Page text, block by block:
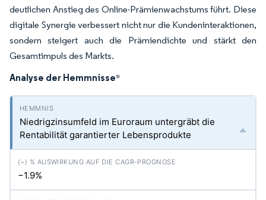
deutlichen Anstieg des Online-Prämienwachstums führt. Diese
digitale Synergie verbessert nicht nur die Kundeninteraktionen,
sondern steigert auch die Prämiendichte und stärkt den
Gesamtimpuls des Markts.
Analyse der Hemmnisse*
Niedrigzinsumfeld im Euroraum untergräbt die
Rentabilität garantierter Lebensprodukte
−1.9%